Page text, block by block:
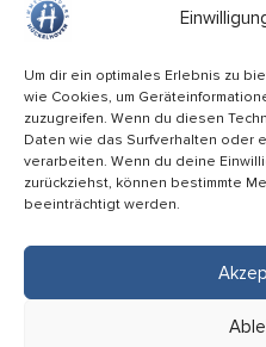
Um dir ein optimales Erlebnis zu
wie Cookies, um
zuzugreifen. Wenn du diesen
Daten wie das Surfverhalten oder
verarbeiten. Wenn du deine
zurückziehst, können bestimmte
beeinträchtigt werden.
Über uns
Kontakt /
Alle Ämter
Rechtliches
Informiert bleiben